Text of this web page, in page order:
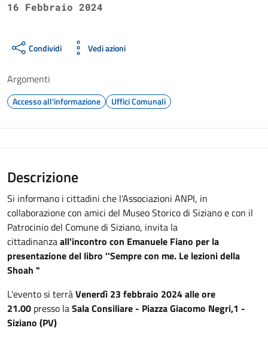
16 Febbraio 2024
Condividi Vedi azioni
Argomenti
Accesso all'informazione Uffici Comunali
Descrizione
Si informano i cittadini che l'Associazioni ANPI, in
collaborazione con amici del Museo Storico di Siziano e con il
Patrocinio del Comune di Siziano, invita la
cittadinanzaall'incontro con Emanuele Fiano per la
presentazione del libro ''Sempre con me. Le lezioni della
Shoah "
L'evento si terràVenerdì 23 febbraio 2024 alle ore
21.00 presso laSala Consiliare - Piazza Giacomo Negri,1 -
Siziano (PV)